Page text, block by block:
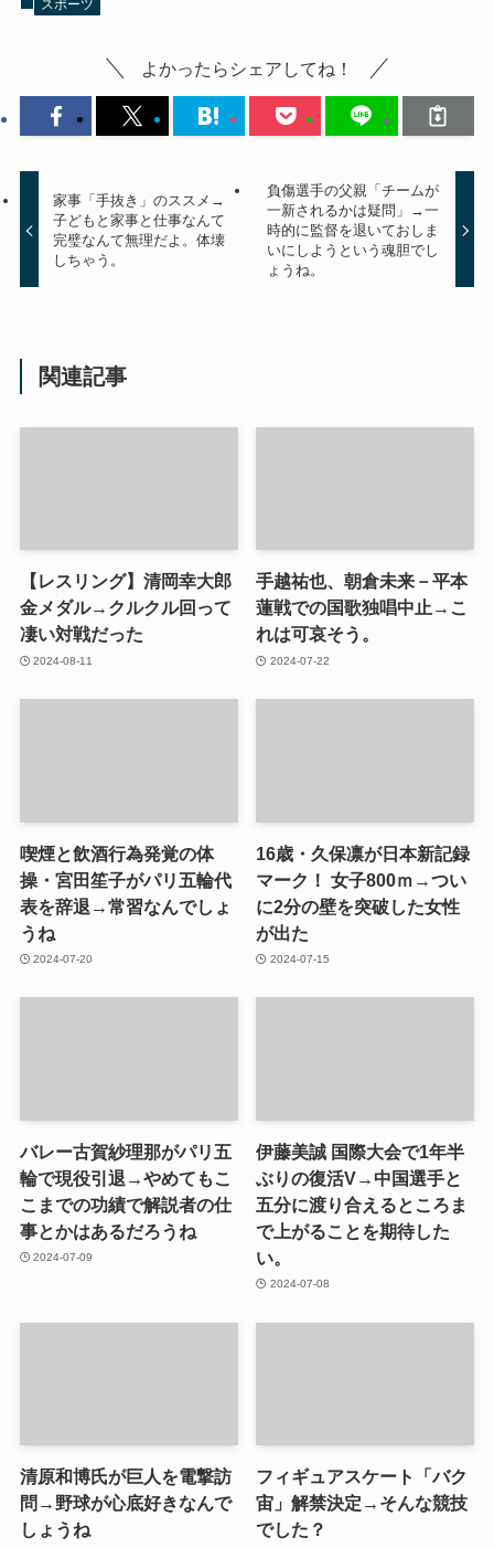
スポーツ
よかったらシェアしてね！
家事「手抜き」のススメ→
子どもと家事と仕事なんて
完璧なんて無理だよ。体壊
しちゃう。
負傷選手の父親「チームが
一新されるかは疑問」→一
時的に監督を退いておしま
いにしようという魂胆でし
ょうね。
関連記事
【レスリング】清岡幸大郎
金メダル→クルクル回って
凄い対戦だった
2024-08-11
手越祐也、朝倉未来－平本
蓮戦での国歌独唱中止→こ
れは可哀そう。
2024-07-22
喫煙と飲酒行為発覚の体
操・宮田笙子がパリ五輪代
表を辞退→常習なんでしょ
うね
2024-07-20
16歳・久保凛が日本新記録
マーク！ 女子800ｍ→つい
に2分の壁を突破した女性
が出た
2024-07-15
バレー古賀紗理那がパリ五
輪で現役引退→やめてもこ
こまでの功績で解説者の仕
事とかはあるだろうね
2024-07-09
伊藤美誠 国際大会で1年半
ぶりの復活V→中国選手と
五分に渡り合えるところま
で上がることを期待した
い。
2024-07-08
清原和博氏が巨人を電撃訪
問→野球が心底好きなんで
しょうね
フィギュアスケート「バク
宙」解禁決定→そんな競技
でした？